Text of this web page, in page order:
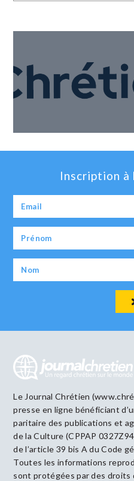
Inscription
Le Journal Chrétien
presse en ligne bénéficiant
paritaire des publications et
de la Culture (CPPAP
de l’article 39 bis A du Code
Toutes les informations
sont protégées par des